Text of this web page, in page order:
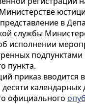
в
службы
исполнении
подпунктами
пункта.
приказ вводится
календарных
официального